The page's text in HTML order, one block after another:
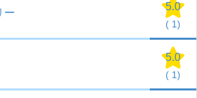
ー
5.0
( 1)
5.0
( 1)